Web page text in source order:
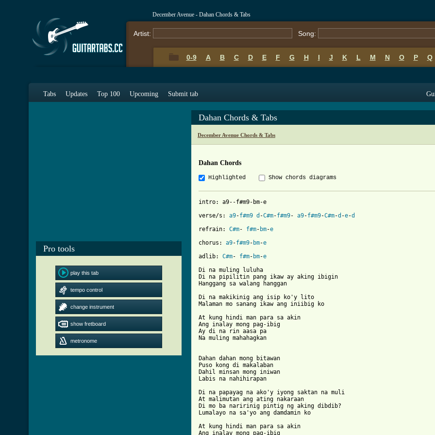
December Avenue - Dahan Chords & Tabs
Artist: Song:
0-9 A B C D E F G H I J K L M N O P Q
Tabs Updates Top 100 Upcoming Submit tab
Pro tools
play this tab
tempo control
change instrument
show fretboard
metronome
Dahan Chords & Tabs
December Avenue Chords & Tabs
Dahan Chords
Highlighted Show chords diagrams
intro: a9--f#m9-bm-e
verse/s: a9-f#m9 d -C#m-f#m9- a9-f#m9-C#m-d -e-d
refrain: C#m- f#m- bm-e
chorus: a9-f#m9- bm-e
adlib: C#m- f#m- bm-e
Di na muling luluha
Di na pipilitin pang ikaw ay aking ibigin
Hanggang sa walang hanggan
Di na makikinig ang isip ko'y lito
At kung hindi man para sa akin
Ang inalay mong pag-ibig
Ay di na rin aasa pa
Na muling mahahagkan
Dahan dahan mong bitawan
Puso kong di makalaban
Dahil minsan mong iniwan
Labis na nahihirapan
Di na papayag na ako'y iyong saktan na muli
At malimutan ang ating nakaraan
Di mo ba naririnig pintig ng aking dibdib?
Lumalayo na sa'yo ang damdamin ko
At kung hindi man para sa akin
Ang inalay mong pag-ibig